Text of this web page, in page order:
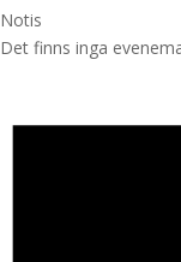
Notis
Det finns inga